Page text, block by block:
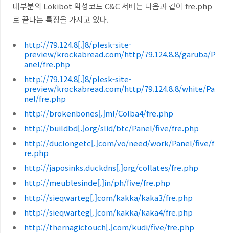
대부분의 Lokibot 악성코드 C&C 서버는 다음과 같이 fre.php
로 끝나는 특징을 가지고 있다.
http://79.124.8[.]8/plesk-site-
preview/krockabread.com/http/79.124.8.8/garuba/P
anel/fre.php
http://79.124.8[.]8/plesk-site-
preview/krockabread.com/http/79.124.8.8/white/Pa
nel/fre.php
http://brokenbones[.]ml/Colba4/fre.php
http://buildbd[.]org/slid/btc/Panel/five/fre.php
http://duclongetc[.]com/vo/need/work/Panel/five/f
re.php
http://japosinks.duckdns[.]org/collates/fre.php
http://meublesinde[.]in/ph/five/fre.php
http://sieqwarteg[.]com/kakka/kaka3/fre.php
http://sieqwarteg[.]com/kakka/kaka4/fre.php
http://thernagictouch[.]com/kudi/five/fre.php